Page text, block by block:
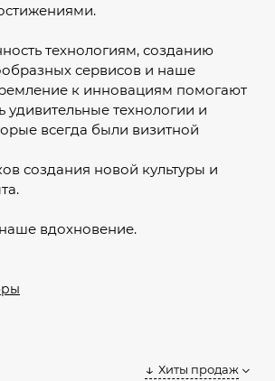
технологиям, созданию
сервисов и наше
к инновациям помогают
технологии и
всегда были визитной
создания новой культуры и
вдохновение.
Хиты продаж